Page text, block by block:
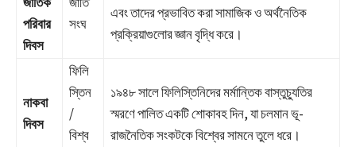
পরিবার
দিবস
সংঘ
এবং তাদের প্রভাবিত করা সামাজিক ও অর্থনৈতিক
প্রক্রিয়াগুলোর জ্ঞান বৃদ্ধি করে।
নাকবা
দিবস
ফিলি
স্তিন
/
বিশ্ব
১৯৪৮ সালে ফিলিস্তিনিদের মর্মান্তিক বাস্তুচ্যুতির
স্মরণে পালিত একটি শোকাবহ দিন, যা চলমান ভূ-
রাজনৈতিক সংকটকে বিশ্বের সামনে তুলে ধরে।